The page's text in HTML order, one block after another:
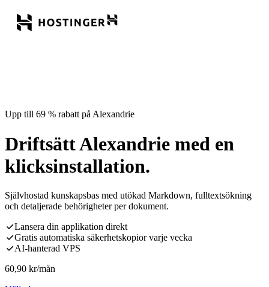
Upp till 69 % rabatt på Alexandrie
Driftsätt Alexandrie med en
klicksinstallation.
Självhostad kunskapsbas med utökad Markdown, fulltextsökning
och detaljerade behörigheter per dokument.
Lansera din applikation direkt
Gratis automatiska säkerhetskopior varje vecka
AI-hanterad VPS
60,90 kr/mån